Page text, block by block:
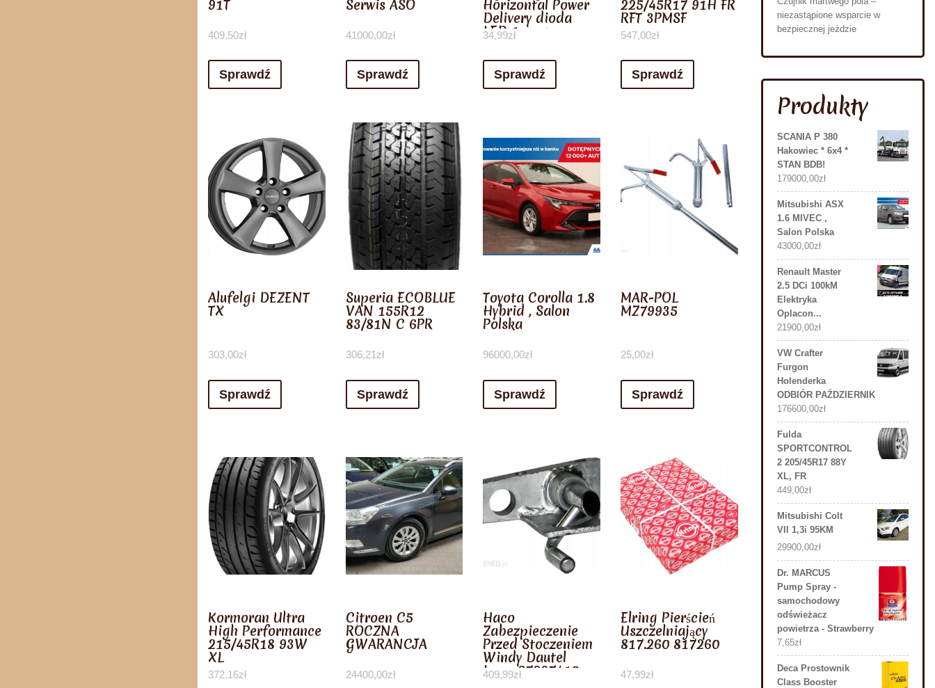
91T
409,50zł
Sprawdź
Serwis ASO
41000,00zł
Sprawdź
Horizontal Power
Delivery dioda
LED 1m czerwony
(CATLSP09)
34,99zł
Sprawdź
225/45R17 91H FR
RFT 3PMSF
547,00zł
Sprawdź
Alufelgi DEZENT
TX
303,00zł
Sprawdź
Superia ECOBLUE
VAN 155R12
83/81N C 6PR
306,21 zł
Sprawdź
Toyota Corolla 1.8
Hybrid , Salon
Polska
96000,00zł
Sprawdź
MAR-POL
MZ79935
25,00zł
Sprawdź
Kormoran Ultra
High Performance
215/45R18 93W
XL
372,16zł
Citroen C5
ROCZNA
GWARANCJA
24400,00zł
Haco
Zabezpieczenie
Przed Stoczeniem
Windy Dautel
Lewa 87297410
409,99zł
Elring Pierścień
Uszczelniający
817.260 817260
47,99zł
niezastąpione wsparcie w
bezpiecznej jeździe
Produkty
SCANIA P 380
Hakowiec * 6x4 *
STAN BDB!
179000,00zł
Mitsubishi ASX
1.6 MIVEC ,
Salon Polska
43000,00zł
Renault Master
2.5 DCi 100kM
Elektryka
Oplacon...
21900,00zł
VW Crafter
Furgon
Holenderka
ODBIÓR PAŹDZIERNIK
176600,00zł
Fulda
SPORTCONTROL
2 205/45R17 88Y
XL, FR
449,00zł
Mitsubishi Colt
VII 1,3i 95KM
29900,00zł
Dr. MARCUS
Pump Spray -
samochodowy
odświeżacz
powietrza - Strawberry
7,65zł
Deca Prostownik
Class Booster